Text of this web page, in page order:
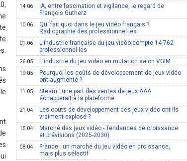
14.06
IA, entre fascination et vigilance, le regard de
François Gutherz
10.06
Qui fait quoi dans le jeu vidéo français ?
Radiographie des professionnel·les
01.06
L'industrie française du jeu vidéo compte 14 762
professionnel·les
26.05 L'industrie du jeu vidéo en mutation selon VGIM
19.05
Pourquoi les coûts de développement de jeux vidéo
ont augmenté ?
11.05
Steam : une part des ventes de jeux AAA
échapperait à la plateforme
21.04
Les coûts de développement des jeux vidéo ont-ils
vraiment explosé ?
15.04
Marché des jeux vidéo - Tendances de croissance
et prévisions (2025-2030)
08.04
France : un marché du jeu vidéo en croissance,
mais plus sélectif